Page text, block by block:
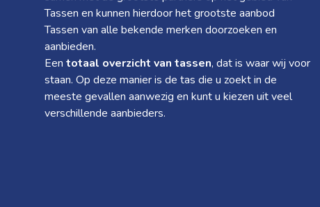
Tassen en kunnen hierdoor het grootste aanbod
Tassen van alle bekende merken doorzoeken en
aanbieden.
Een totaal overzicht van tassen, dat is waar wij voor
staan. Op deze manier is de tas die u zoekt in de
meeste gevallen aanwezig en kunt u kiezen uit veel
verschillende aanbieders.